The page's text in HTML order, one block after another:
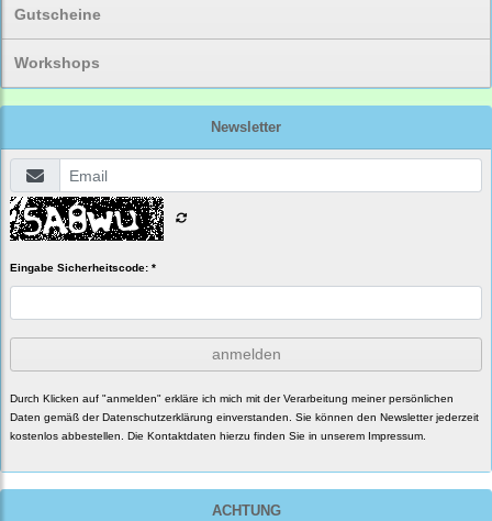
Gutscheine
Workshops
Newsletter
Eingabe Sicherheitscode: *
anmelden
Durch Klicken auf "anmelden" erkläre ich mich mit der Verarbeitung meiner persönlichen
Daten gemäß der Datenschutzerklärung einverstanden. Sie können den Newsletter jederzeit
kostenlos abbestellen. Die Kontaktdaten hierzu finden Sie in unserem Impressum.
ACHTUNG